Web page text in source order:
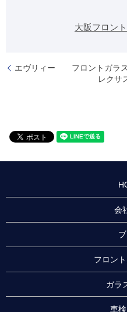
大阪フロン
エヴリィー フロントガラ
レク
会
フロン
ガラ
車